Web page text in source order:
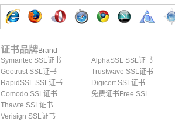
证书品牌Brand
Symantec SSL证书
Geotrust SSL证书
RapidSSL SSL证书
Comodo SSL证书
Thawte SSL证书
Verisign SSL证书
AlphaSSL SSL证书
Trustwave SSL证书
Digicert SSL证书
免费证书Free SSL